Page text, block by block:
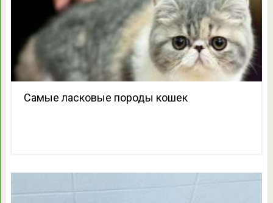
Самые ласковые породы кошек